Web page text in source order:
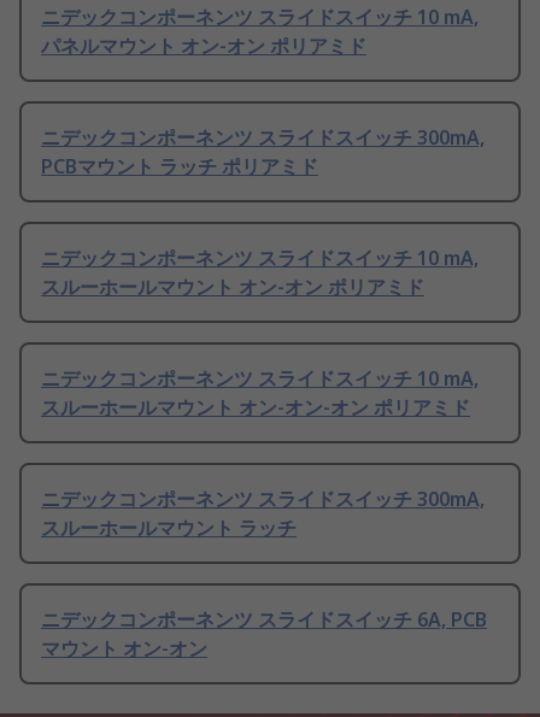
ニデックコンポーネンツ スライドスイッチ 10 mA,
パネルマウント オン-オン ポリアミド
ニデックコンポーネンツ スライドスイッチ 300mA,
PCBマウント ラッチ ポリアミド
ニデックコンポーネンツ スライドスイッチ 10 mA,
スルーホールマウント オン-オン ポリアミド
ニデックコンポーネンツ スライドスイッチ 10 mA,
スルーホールマウント オン-オン-オン ポリアミド
ニデックコンポーネンツ スライドスイッチ 300mA,
スルーホールマウント ラッチ
ニデックコンポーネンツ スライドスイッチ 6A, PCB
マウント オン-オン